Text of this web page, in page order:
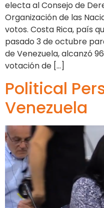
electa al Consejo de
Organización de las
votos. Costa Rica, país
pasado 3 de octubre
de Venezuela, alcanzó
votación de […]
Political
Venezuela